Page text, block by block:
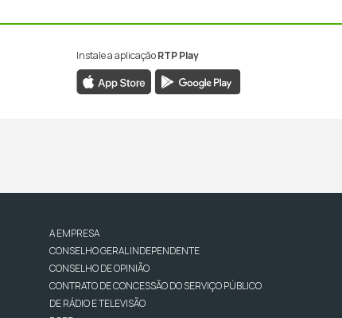
Instale a aplicaçãoRTP Play
A EMPRESA
CONSELHO GERAL INDEPENDENTE
CONSELHO DE OPINIÃO
CONTRATO DE CONCESSÃO DO SERVIÇO PÚBLICO
DE RÁDIO E TELEVISÃO